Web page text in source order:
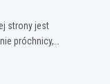
strony jest
próchnicy,…